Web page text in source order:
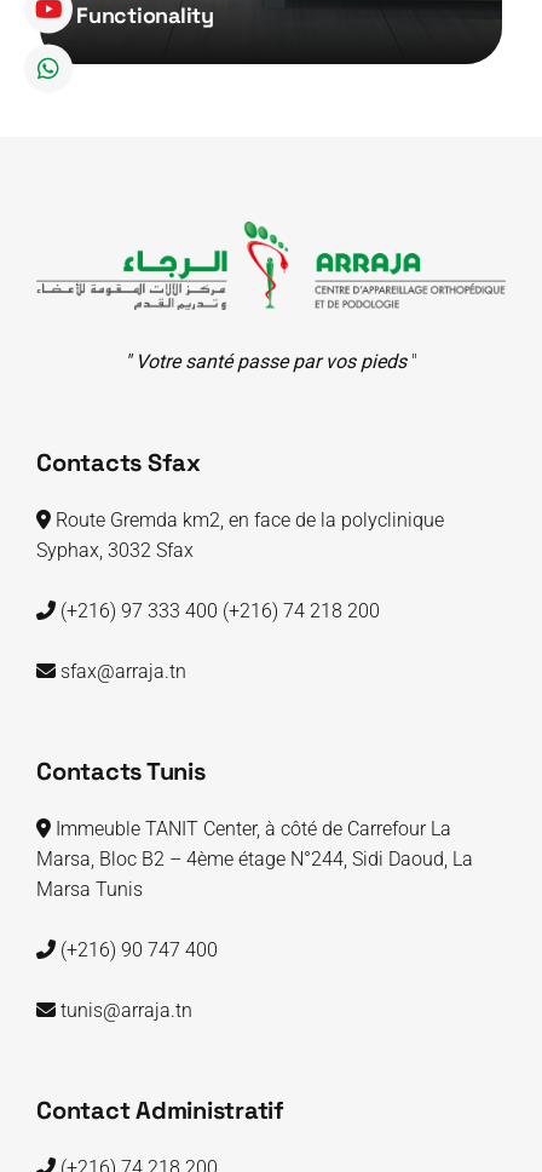
Functionality
" Votre santé passe par vos pieds"
Contacts Sfax
Route Gremda km2, en face de la polyclinique
Syphax, 3032 Sfax
(+216) 97 333 400 (+216) 74 218 200
sfax@arraja.tn
Contacts Tunis
Immeuble TANIT Center, à côté de Carrefour La
Marsa, Bloc B2 – 4ème étage N°244, Sidi Daoud, La
Marsa Tunis
(+216) 90 747 400
tunis@arraja.tn
Contact Administratif